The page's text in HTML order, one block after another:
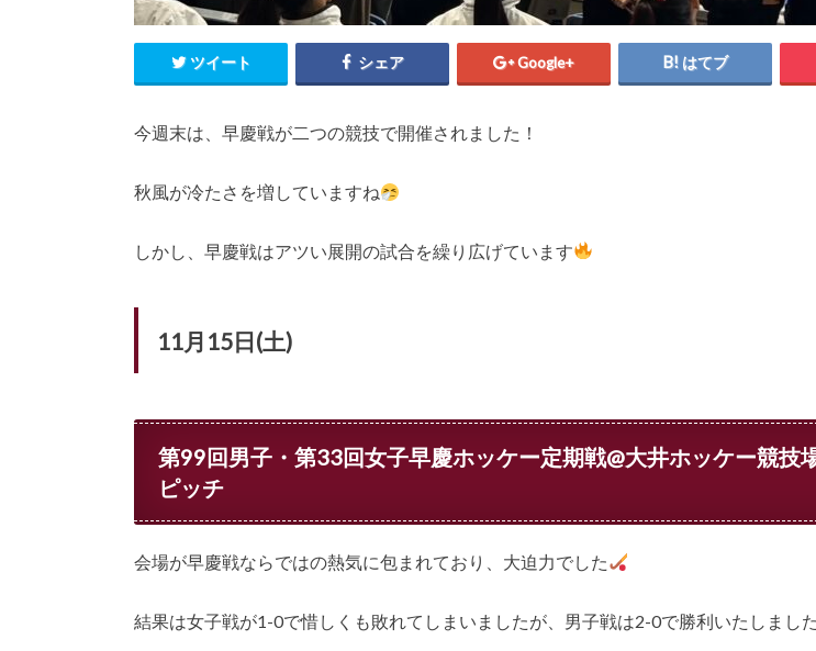
ツイート シェア Google+ はてブ
今週末は、早慶戦が二つの競技で開催されました！
秋風が冷たさを増していますね
しかし、早慶戦はアツい展開の試合を繰り広げています
11月15日(土)
第99回男子・第33回女子早慶ホッケー定期戦@大井ホッケー競技
ピッチ
会場が早慶戦ならではの熱気に包まれており、大迫力でした
結果は女子戦が1-0で惜しくも敗れてしまいましたが、男子戦は2-0で勝利いたしました